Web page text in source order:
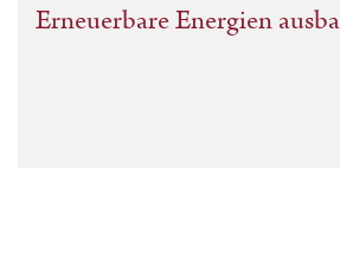
Erneuerbare Energien